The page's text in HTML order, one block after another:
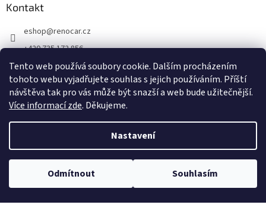
Tento web používá soubory cookie. Dalším procházením
tohoto webu vyjadřujete souhlas s jejich používáním. Příští
návštěva tak pro vás může být snazší a web bude užitečnější.
Více informací zde. Děkujeme.
Nastavení
Odmítnout Souhlasím
Kontakt
eshop@renocar.cz
+420 735 172 856
Přidejte se k nám!
renocar_a.s
Copyright 2026Renocar DOPLŇKY & LIFESTYLE. Všechna práva